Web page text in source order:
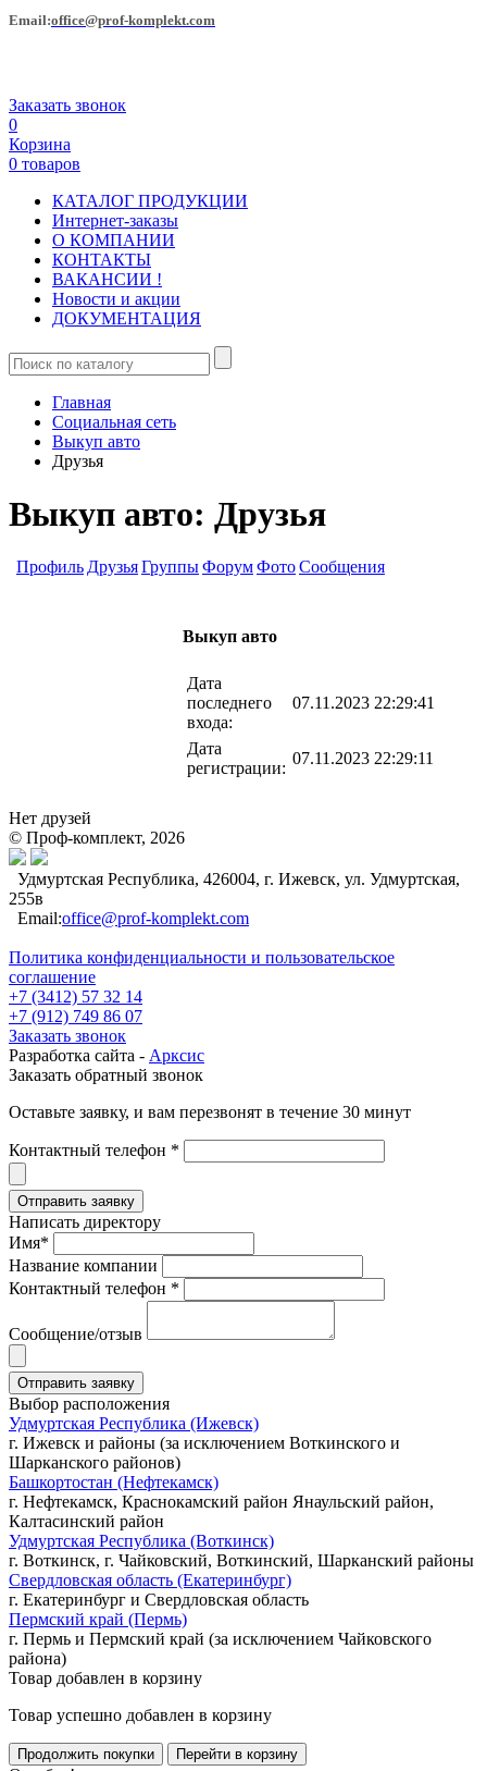
Еmail:office@prof-komplekt.com
Заказать звонок
0
Корзина
0 товаров
КАТАЛОГ ПРОДУКЦИИ
Интернет-заказы
О КОМПАНИИ
КОНТАКТЫ
ВАКАНСИИ !
Новости и акции
ДОКУМЕНТАЦИЯ
Главная
Социальная сеть
Выкуп авто
Друзья
Выкуп авто: Друзья
ПрофильДрузьяГруппыФорумФотоСообщения
Выкуп авто
Дата
последнего
входа:
07.11.2023 22:29:41
Дата
регистрации:
07.11.2023 22:29:11
Нет друзей
© Проф-комплект, 2026
Удмуртская Республика, 426004, г. Ижевск, ул. Удмуртская,
255в
Email:office@prof-komplekt.com
Политика конфиденциальности и пользовательское
соглашение
+7 (3412) 57 32 14
+7 (912) 749 86 07
Заказать звонок
Разработка сайта - Арксис
Заказать обратный звонок
Оставьте заявку, и вам перезвонят в течение 30 минут
Контактный телефон *
Написать директору
Имя*
Название компании
Контактный телефон *
Сообщение/отзыв
Выбор расположения
Удмуртская Республика (Ижевск)
г. Ижевск и районы (за исключением Воткинского и
Шарканского районов)
Башкортостан (Нефтекамск)
г. Нефтекамск, Краснокамский район Янаульский район,
Калтасинский район
Удмуртская Республика (Воткинск)
г. Воткинск, г. Чайковский, Воткинский, Шарканский районы
Свердловская область (Екатеринбург)
г. Екатеринбург и Свердловская область
Пермский край (Пермь)
г. Пермь и Пермский край (за исключением Чайковского
района)
Товар добавлен в корзину
Товар успешно добавлен в корзину